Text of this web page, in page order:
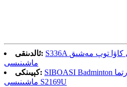
ئالدىنقى: S336A ئىسسىتقۇچ بىلەن كەسپىي كاۋا توپ مەشىق
ماشىنىسى
كېيىنكى: SIBOASI Badminton پەقەت كومپيۇتېر تارتما
ماشىنىسى S2169U